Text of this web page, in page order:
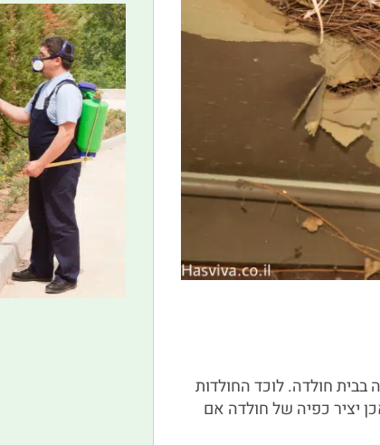
בבית חולדה. לוכד החולדות
יציר כפיה של חולדה אם